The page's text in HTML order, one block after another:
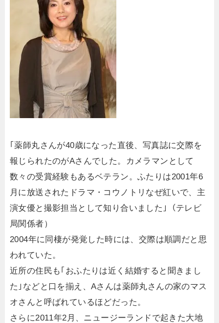
｢薬師丸さんが40歳になった直後、写真誌に交際を
報じられたのがAさんでした。カメラマンとして
数々の受賞経験もあるベテラン。ふたりは2001年6
月に放送されたドラマ・コウノトリなぜ紅いで、主
演女優と撮影担当として知り合いました｣（テレビ
局関係者）
2004年に同棲が発覚した時には、交際は順調だと思
われていた。
近所の住民も｢おふたりは近く結婚すると聞きまし
た｣などと口を揃え、Aさんは薬師丸さんの家のマス
オさんと呼ばれているほどだった。
さらに2011年2月、ニュージーランドで起きた大地